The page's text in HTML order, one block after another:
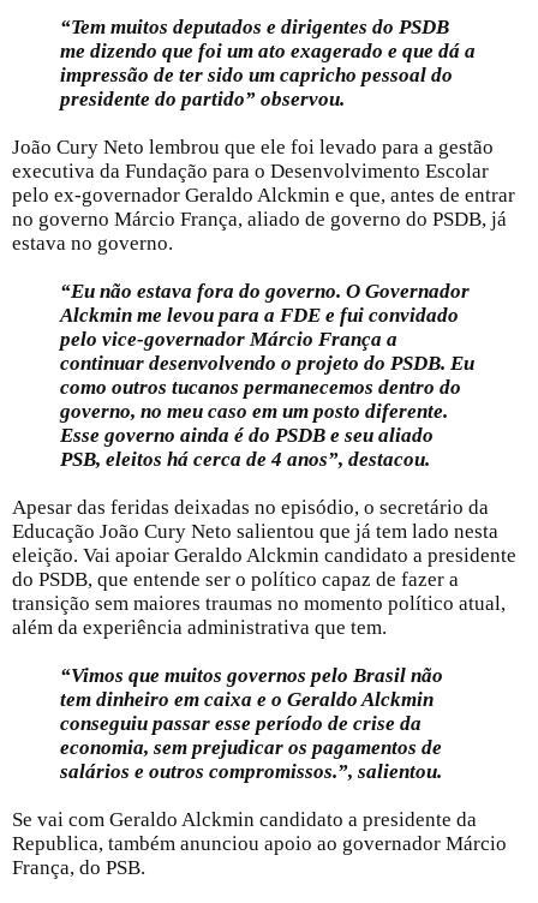
“Tem muitos deputados e dirigentes do PSDB
me dizendo que foi um ato exagerado e que dá a
impressão de ter sido um capricho pessoal do
presidente do partido” observou.
João Cury Neto lembrou que ele foi levado para a gestão
executiva da Fundação para o Desenvolvimento Escolar
pelo ex-governador Geraldo Alckmin e que, antes de entrar
no governo Márcio França, aliado de governo do PSDB, já
estava no governo.
“Eu não estava fora do governo. O Governador
Alckmin me levou para a FDE e fui convidado
pelo vice-governador Márcio França a
continuar desenvolvendo o projeto do PSDB. Eu
como outros tucanos permanecemos dentro do
governo, no meu caso em um posto diferente.
Esse governo ainda é do PSDB e seu aliado
PSB, eleitos há cerca de 4 anos”, destacou.
Apesar das feridas deixadas no episódio, o secretário da
Educação João Cury Neto salientou que já tem lado nesta
eleição. Vai apoiar Geraldo Alckmin candidato a presidente
do PSDB, que entende ser o político capaz de fazer a
transição sem maiores traumas no momento político atual,
além da experiência administrativa que tem.
“Vimos que muitos governos pelo Brasil não
tem dinheiro em caixa e o Geraldo Alckmin
conseguiu passar esse período de crise da
economia, sem prejudicar os pagamentos de
salários e outros compromissos.”, salientou.
Se vai com Geraldo Alckmin candidato a presidente da
Republica, também anunciou apoio ao governador Márcio
França, do PSB.